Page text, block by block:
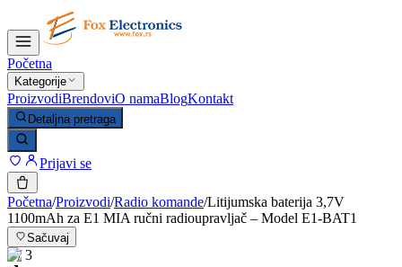
Početna
Kategorije
ProizvodiBrendoviO namaBlogKontakt
Detaljna pretraga
Prijavi se
Početna/Proizvodi/Radio komande/Litijumska baterija 3,7V
1100mAh za E1 MIA ručni radioupravljač – Model E1-BAT1
Sačuvaj
1/3